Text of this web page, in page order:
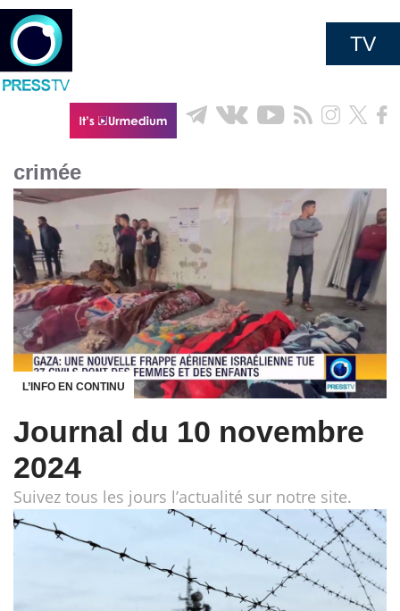
TV
crimée
L’INFO EN CONTINU
Journal du 10 novembre
2024
Suivez tous les jours l’actualité sur notre site.